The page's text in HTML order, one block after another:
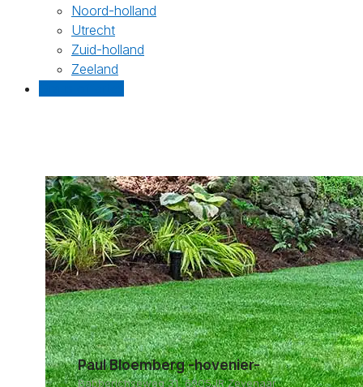
Noord-holland
Utrecht
Zuid-holland
Zeeland
Paul Bloemberg -hovenier-
Babberichseweg 31, 6905JR Zevenaar